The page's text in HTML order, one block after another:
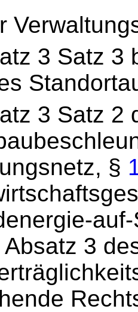
3 Satz 3
3 Satz 2
§
Absatz 3